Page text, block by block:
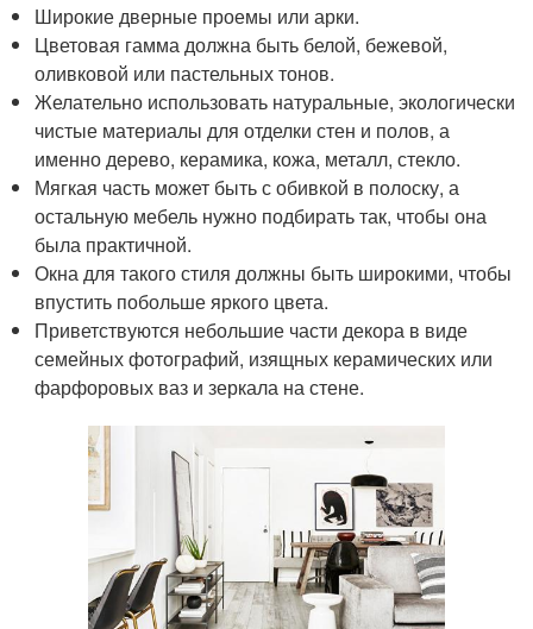
Широкие дверные проемы или арки.
Цветовая гамма должна быть белой, бежевой,
оливковой или пастельных тонов.
Желательно использовать натуральные, экологически
чистые материалы для отделки стен и полов, а
именно дерево, керамика, кожа, металл, стекло.
Мягкая часть может быть с обивкой в полоску, а
остальную мебель нужно подбирать так, чтобы она
была практичной.
Окна для такого стиля должны быть широкими, чтобы
впустить побольше яркого цвета.
Приветствуются небольшие части декора в виде
семейных фотографий, изящных керамических или
фарфоровых ваз и зеркала на стене.